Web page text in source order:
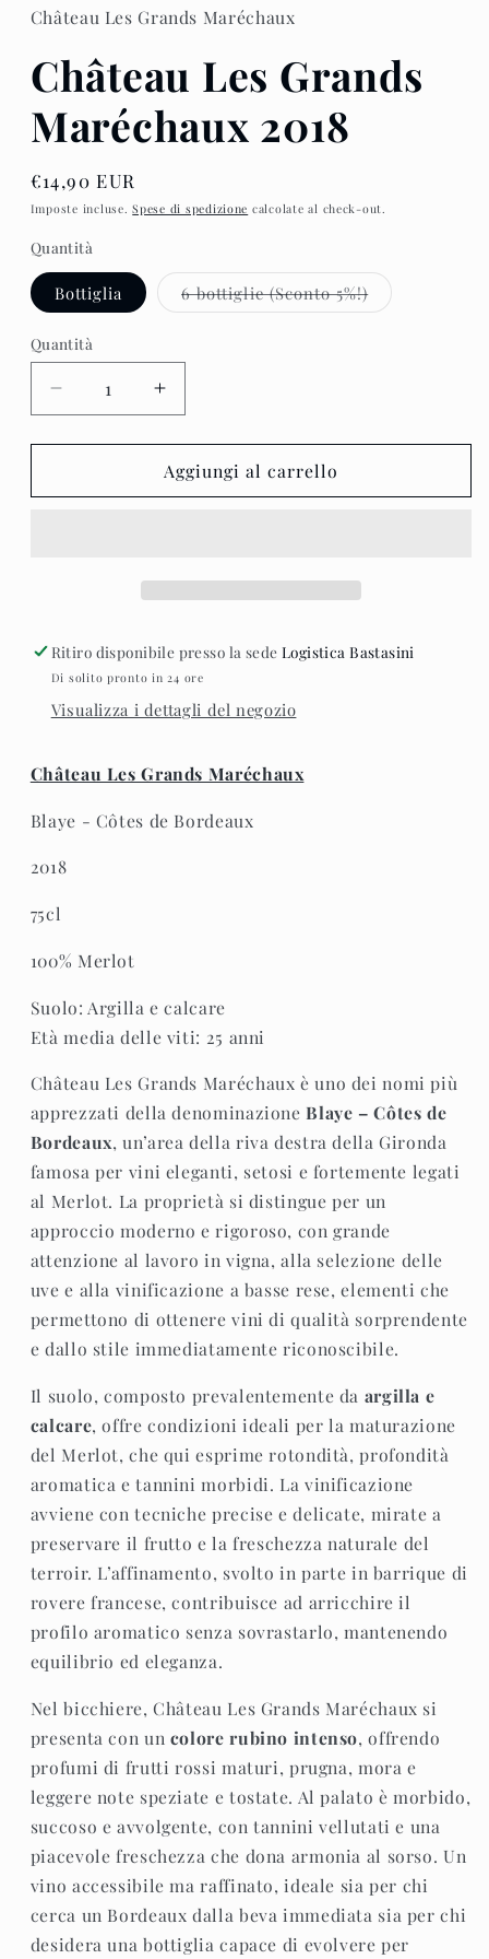
Château Les Grands Maréchaux
Château Les Grands
Maréchaux 2018
Prezzo
di
€14,90 EUR
Imposte incluse.Spese di spedizione calcolate al check-out.
Quantità
Bottiglia 6 bottiglie (Sconto 5%!)Variante
esaurita
Quantità
Diminuisci
quantità
per
Les
Aumenta
quantità
per
Château
Les
Aggiungi al carrello
Ritiro disponibile presso la sede Logistica Bastasini
Di solito pronto in 24 ore
Visualizza i dettagli del negozio
Château Les Grands Maréchaux
Blaye - Côtes de Bordeaux
2018
75cl
100% Merlot
Suolo: Argilla e calcare
Età media delle viti: 25 anni
Château Les Grands Maréchaux è uno dei nomi più
apprezzati della denominazioneBlaye – Côtes de
Bordeaux, un’area della riva destra della Gironda
famosa per vini eleganti, setosi e fortemente legati
al Merlot. La proprietà si distingue per un
approccio moderno e rigoroso, con grande
attenzione al lavoro in vigna, alla selezione delle
uve e alla vinificazione a basse rese, elementi che
permettono di ottenere vini di qualità sorprendente
e dallo stile immediatamente riconoscibile.
Il suolo, composto prevalentemente da argilla e
calcare, offre condizioni ideali per la maturazione
del Merlot, che qui esprime rotondità, profondità
aromatica e tannini morbidi. La vinificazione
avviene con tecniche precise e delicate, mirate a
preservare il frutto e la freschezza naturale del
terroir. L’affinamento, svolto in parte in barrique di
rovere francese, contribuisce ad arricchire il
profilo aromatico senza sovrastarlo, mantenendo
equilibrio ed eleganza.
Nel bicchiere, Château Les Grands Maréchaux si
presenta con un colore rubino intenso, offrendo
profumi di frutti rossi maturi, prugna, mora e
leggere note speziate e tostate. Al palato è morbido,
succoso e avvolgente, con tannini vellutati e una
piacevole freschezza che dona armonia al sorso. Un
vino accessibile ma raffinato, ideale sia per chi
cerca un Bordeaux dalla beva immediata sia per chi
desidera una bottiglia capace di evolvere per